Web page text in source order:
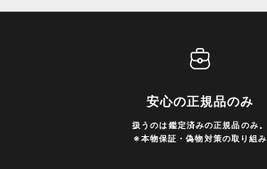
安心の正規品のみ
扱うのは鑑定済みの正規品のみ。
※本物保証・偽物対策の取り組み